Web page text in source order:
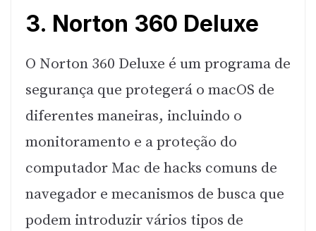
3. Norton 360 Deluxe
O Norton 360 Deluxe é um programa de
segurança que protegerá o macOS de
diferentes maneiras, incluindo o
monitoramento e a proteção do
computador Mac de hacks comuns de
navegador e mecanismos de busca que
podem introduzir vários tipos de